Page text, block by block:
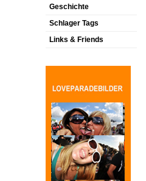
Geschichte
Schlager Tags
Links & Friends